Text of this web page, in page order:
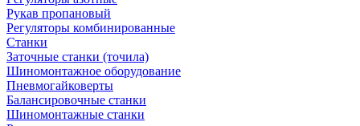
Рукав пропановый
Регуляторы комбинированные
Станки
Заточные станки (точила)
Шиномонтажное оборудование
Пневмогайковерты
Балансировочные станки
Шиномонтажные станки